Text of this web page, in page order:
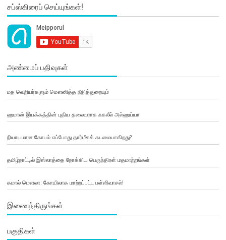
சப்ஸ்கிரைப் செய்யுங்கள்!
அண்மைப் பதிவுகள்
மத வெறியர்களும் மௌனித்த நீதித்துறையும்
ஹமாஸ் இயக்கத்தின் புதிய தலைவராக ஃகலீல் அல்ஹய்யா
நியாயமான கோபம் எப்போது தார்மீகக் கடமையாகிறது?
தமிழ்நாட்டில் இஸ்லாத்தை நோக்கிய பெருந்திரள் மதமாற்றங்கள்
கமால் மௌலா: கோயிலாக மாற்றப்பட்ட பள்ளிவாசல்!
இணைந்திருங்கள்
பகுதிகள்